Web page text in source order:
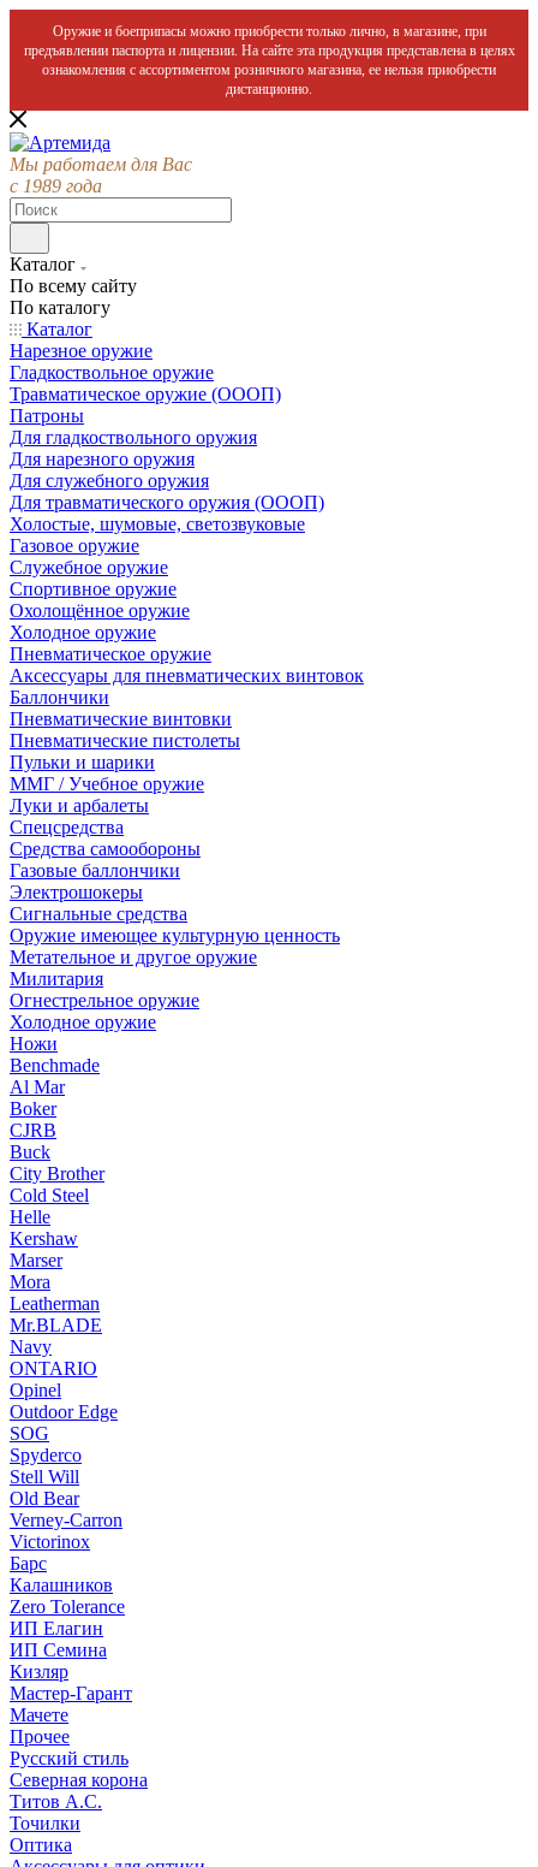
Оружие и боеприпасы можно приобрести только лично, в магазине, при
предъявлении паспорта и лицензии. На сайте эта продукция представлена в целях
ознакомления с ассортиментом розничного магазина, ее нельзя приобрести
дистанционно.
Мы работаем для Вас
с 1989 года
Каталог
По всему сайту
По каталогу
Каталог
Нарезное оружие
Гладкоствольное оружие
Травматическое оружие (ОООП)
Патроны
Для гладкоствольного оружия
Для нарезного оружия
Для служебного оружия
Для травматического оружия (ОООП)
Холостые, шумовые, светозвуковые
Газовое оружие
Служебное оружие
Спортивное оружие
Охолощённое оружие
Холодное оружие
Пневматическое оружие
Аксессуары для пневматических винтовок
Баллончики
Пневматические винтовки
Пневматические пистолеты
Пульки и шарики
ММГ / Учебное оружие
Луки и арбалеты
Спецсредства
Средства самообороны
Газовые баллончики
Электрошокеры
Сигнальные средства
Оружие имеющее культурную ценность
Метательное и другое оружие
Милитария
Огнестрельное оружие
Холодное оружие
Ножи
Benchmade
Al Mar
Boker
CJRB
Buck
City Brother
Cold Steel
Helle
Kershaw
Marser
Mora
Leatherman
Mr.BLADE
Navy
ONTARIO
Opinel
Outdoor Edge
SOG
Spyderco
Stell Will
Old Bear
Verney-Carron
Victorinox
Барс
Калашников
Zero Tolerance
ИП Елагин
ИП Семина
Кизляр
Мастер-Гарант
Мачете
Прочее
Русский стиль
Северная корона
Титов А.С.
Точилки
Оптика